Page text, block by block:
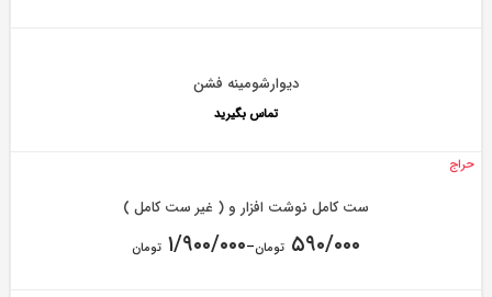
دیوارشومینه فشن
تماس بگیرید
حراج
ست کامل نوشت افزار و ( غیر ست کامل )
۵۹۰/۰۰۰ تومان–۱/۹۰۰/۰۰۰ تومان